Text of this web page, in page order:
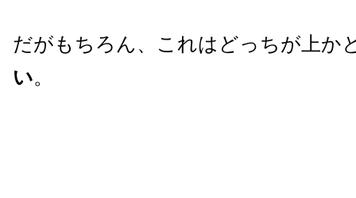
だがもちろん、これはどっちが上か
い。